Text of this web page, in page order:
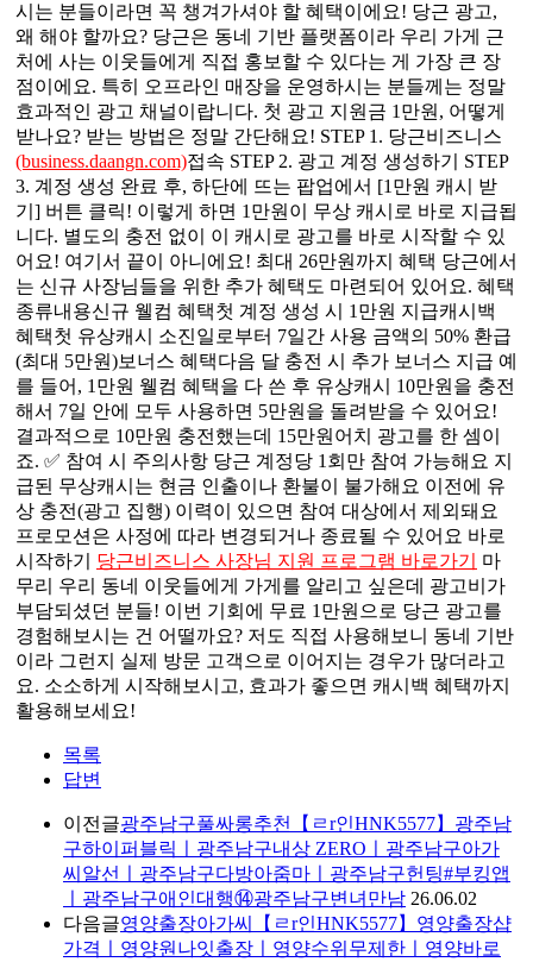
시는 분들이라면 꼭 챙겨가셔야 할 혜택이에요! 당근 광고,
왜 해야 할까요? 당근은 동네 기반 플랫폼이라 우리 가게 근
처에 사는 이웃들에게 직접 홍보할 수 있다는 게 가장 큰 장
점이에요. 특히 오프라인 매장을 운영하시는 분들께는 정말
효과적인 광고 채널이랍니다. 첫 광고 지원금 1만원, 어떻게
받나요? 받는 방법은 정말 간단해요! STEP 1. 당근비즈니스
(business.daangn.com)접속 STEP 2. 광고 계정 생성하기 STEP
3. 계정 생성 완료 후, 하단에 뜨는 팝업에서 [1만원 캐시 받
기] 버튼 클릭! 이렇게 하면 1만원이 무상 캐시로 바로 지급됩
니다. 별도의 충전 없이 이 캐시로 광고를 바로 시작할 수 있
어요! 여기서 끝이 아니에요! 최대 26만원까지 혜택 당근에서
는 신규 사장님들을 위한 추가 혜택도 마련되어 있어요. 혜택
종류내용신규 웰컴 혜택첫 계정 생성 시 1만원 지급캐시백
혜택첫 유상캐시 소진일로부터 7일간 사용 금액의 50% 환급
(최대 5만원)보너스 혜택다음 달 충전 시 추가 보너스 지급 예
를 들어, 1만원 웰컴 혜택을 다 쓴 후 유상캐시 10만원을 충전
해서 7일 안에 모두 사용하면 5만원을 돌려받을 수 있어요!
결과적으로 10만원 충전했는데 15만원어치 광고를 한 셈이
죠. ✅ 참여 시 주의사항 당근 계정당 1회만 참여 가능해요 지
급된 무상캐시는 현금 인출이나 환불이 불가해요 이전에 유
상 충전(광고 집행) 이력이 있으면 참여 대상에서 제외돼요
프로모션은 사정에 따라 변경되거나 종료될 수 있어요 바로
시작하기 당근비즈니스 사장님 지원 프로그램 바로가기
마
무리 우리 동네 이웃들에게 가게를 알리고 싶은데 광고비가
부담되셨던 분들! 이번 기회에 무료 1만원으로 당근 광고를
경험해보시는 건 어떨까요? 저도 직접 사용해보니 동네 기반
이라 그런지 실제 방문 고객으로 이어지는 경우가 많더라고
요. 소소하게 시작해보시고, 효과가 좋으면 캐시백 혜택까지
활용해보세요!
목록
답변
이전글광주남구풀싸롱추천【ㄹr인HNK5577】광주남
구하이퍼블릭ㅣ광주남구내상 ZEROㅣ광주남구아가
씨알선ㅣ광주남구다방아줌마ㅣ광주남구헌팅#부킹앱
ㅣ광주남구애인대행⑭광주남구변녀만남 26.06.02
다음글영양출장아가씨【ㄹr인HNK5577】영양출장샵
가격ㅣ영양원나잇출장ㅣ영양수위무제한ㅣ영양바로